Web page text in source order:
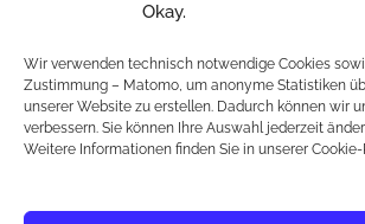
Okay.
Wir verwenden technisch notwendige Cookies
Zustimmung – Matomo, um anonyme Statistiken
unserer Website zu erstellen. Dadurch können wir
verbessern. Sie können Ihre Auswahl jederzeit
Weitere Informationen finden Sie in unserer
Newsletter